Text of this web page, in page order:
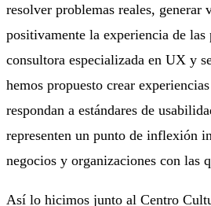
resolver problemas reales, generar
positivamente la experiencia de las
consultora especializada en UX y
hemos propuesto crear
respondan a estándares de
representen un punto de inflexión
negocios y organizaciones con las
Así lo hicimos junto al Centro